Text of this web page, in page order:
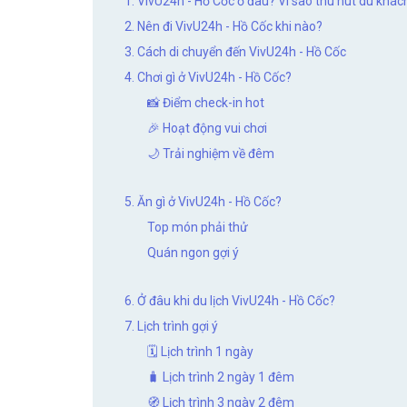
2. Nên đi VivU24h - Hồ Cốc khi nào?
3. Cách di chuyển đến VivU24h - Hồ Cốc
4. Chơi gì ở VivU24h - Hồ Cốc?
📸 Điểm check-in hot
🎉 Hoạt động vui chơi
🌙 Trải nghiệm về đêm
5. Ăn gì ở VivU24h - Hồ Cốc?
Top món phải thử
Quán ngon gợi ý
6. Ở đâu khi du lịch VivU24h - Hồ Cốc?
7. Lịch trình gợi ý
🗓 Lịch trình 1 ngày
🧳 Lịch trình 2 ngày 1 đêm
🧭 Lịch trình 3 ngày 2 đêm